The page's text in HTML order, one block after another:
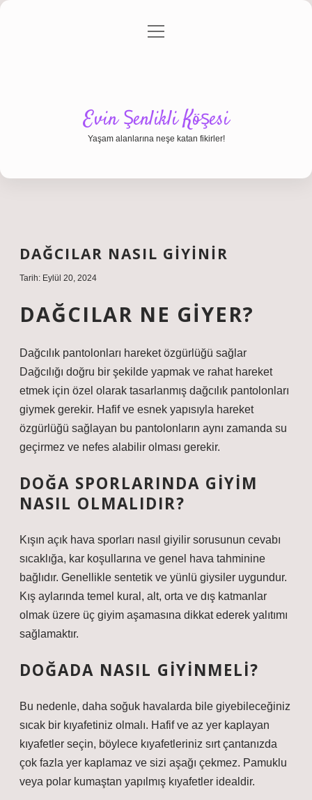
Gizlilik Politikası
menüyü
Evin Şenlikli Köşesi
Yaşam alanlarına neşe katan fikirler!
DAĞCILAR NASIL GIYINIR
Tarih: Eylül 20, 2024
DAĞCILAR NE GIYER?
Dağcılık pantolonları hareket özgürlüğü sağlar
Dağcılığı doğru bir şekilde yapmak ve rahat hareket
etmek için özel olarak tasarlanmış dağcılık pantolonları
giymek gerekir. Hafif ve esnek yapısıyla hareket
özgürlüğü sağlayan bu pantolonların aynı zamanda su
geçirmez ve nefes alabilir olması gerekir.
DOĞA SPORLARINDA GIYIM
NASIL OLMALIDIR?
Kışın açık hava sporları nasıl giyilir sorusunun cevabı
sıcaklığa, kar koşullarına ve genel hava tahminine
bağlıdır. Genellikle sentetik ve yünlü giysiler uygundur.
Kış aylarında temel kural, alt, orta ve dış katmanlar
olmak üzere üç giyim aşamasına dikkat ederek yalıtımı
sağlamaktır.
DOĞADA NASIL GIYINMELI?
Bu nedenle, daha soğuk havalarda bile giyebileceğiniz
sıcak bir kıyafetiniz olmalı. Hafif ve az yer kaplayan
kıyafetler seçin, böylece kıyafetleriniz sırt çantanızda
çok fazla yer kaplamaz ve sizi aşağı çekmez. Pamuklu
veya polar kumaştan yapılmış kıyafetler idealdir.